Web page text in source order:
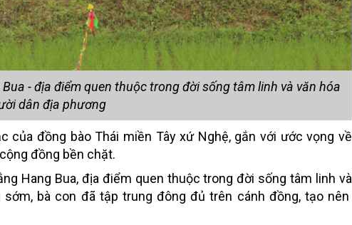
- địa điểm quen thuộc trong đời sống tâm linh và văn hóa
dân địa phương
đồng bào Thái miền Tây xứ Nghệ, gắn với ước vọng về
đồng bền chặt.
Hang Bua, địa điểm quen thuộc trong đời sống tâm linh và
bà con đã tập trung đông đủ trên cánh đồng, tạo nên